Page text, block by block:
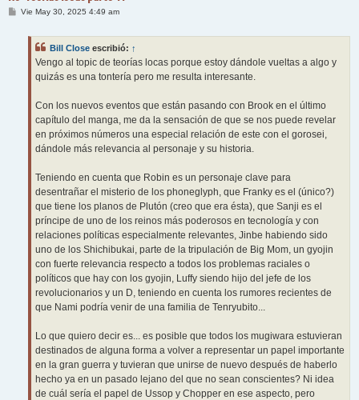
MVie May 30, 2025 4:49 am
Bill Close escribió: ↑
Vengo al topic de teorías locas porque estoy dándole vueltas a algo y
quizás es una tontería pero me resulta interesante.
Con los nuevos eventos que están pasando con Brook en el último
capítulo del manga, me da la sensación de que se nos puede revelar
en próximos números una especial relación de este con el gorosei,
dándole más relevancia al personaje y su historia.
Teniendo en cuenta que Robin es un personaje clave para
desentrañar el misterio de los phoneglyph, que Franky es el (único?)
que tiene los planos de Plutón (creo que era ésta), que Sanji es el
príncipe de uno de los reinos más poderosos en tecnología y con
relaciones políticas especialmente relevantes, Jinbe habiendo sido
uno de los Shichibukai, parte de la tripulación de Big Mom, un gyojin
con fuerte relevancia respecto a todos los problemas raciales o
políticos que hay con los gyojin, Luffy siendo hijo del jefe de los
revolucionarios y un D, teniendo en cuenta los rumores recientes de
que Nami podría venir de una familia de Tenryubito...
Lo que quiero decir es... es posible que todos los mugiwara estuvieran
destinados de alguna forma a volver a representar un papel importante
en la gran guerra y tuvieran que unirse de nuevo después de haberlo
hecho ya en un pasado lejano del que no sean conscientes? Ni idea
de cuál sería el papel de Ussop y Chopper en ese aspecto, pero